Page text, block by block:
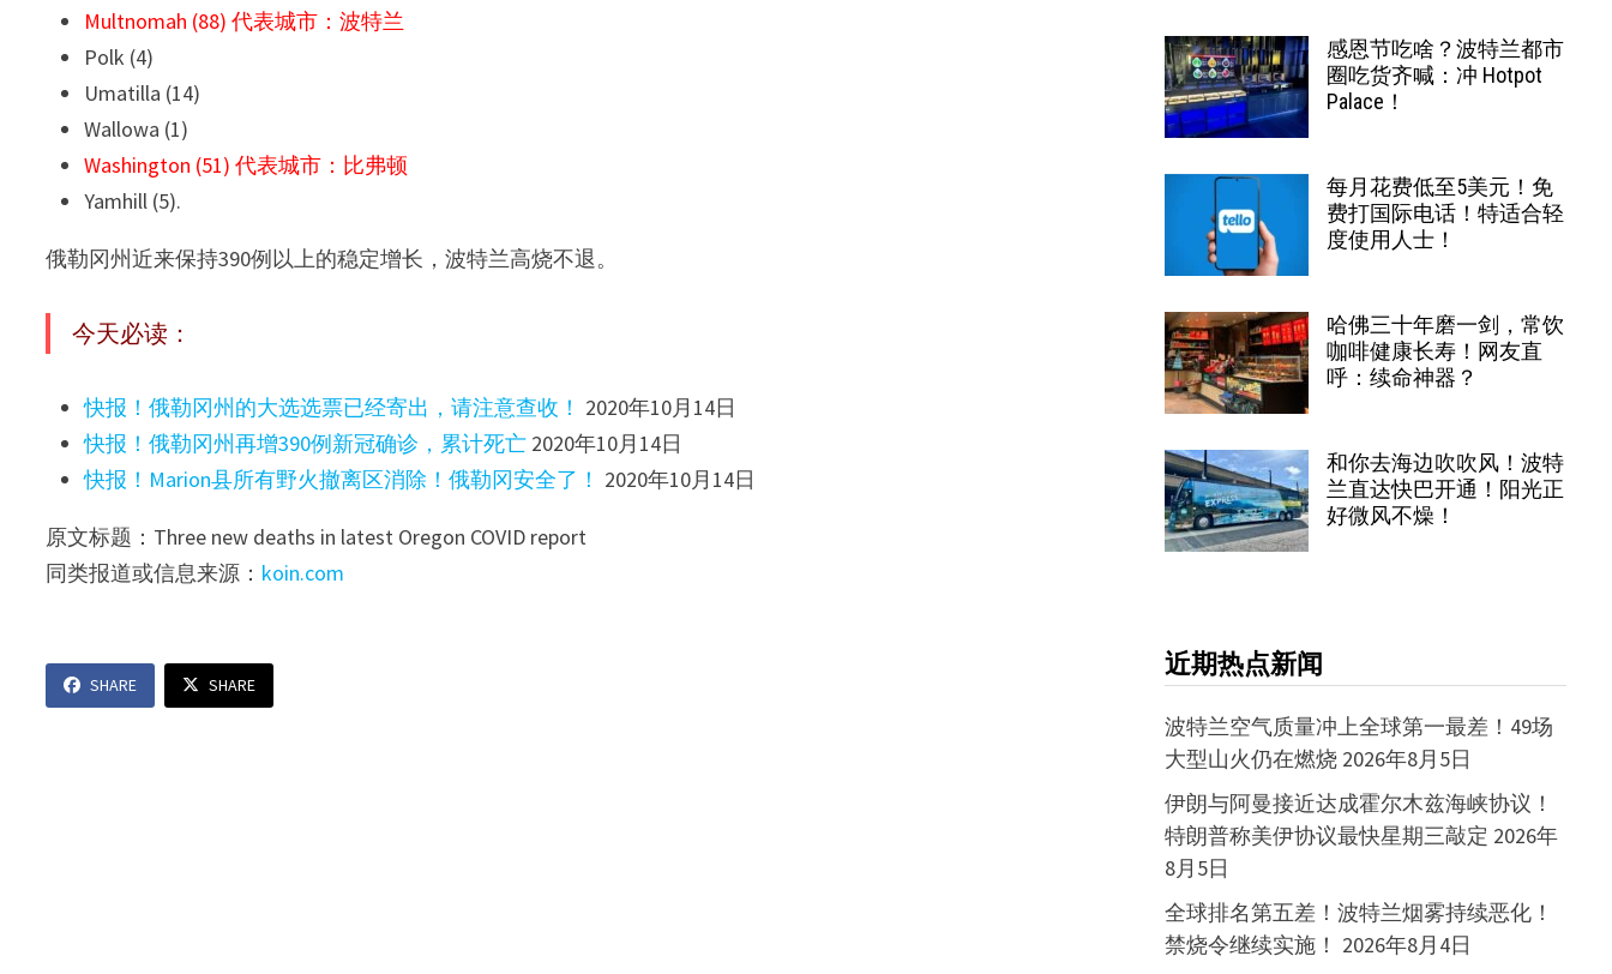
Multnomah (88) 代表城市：波特兰
Polk (4)
Umatilla (14)
Wallowa (1)
Washington (51) 代表城市：比弗顿
Yamhill (5).
俄勒冈州近来保持390例以上的稳定增长，波特兰高烧不退。
今天必读：
快报！俄勒冈州的大选选票已经寄出，请注意查收！ 2020年10月14日
快报！俄勒冈州再增390例新冠确诊，累计死亡 2020年10月14日
快报！Marion县所有野火撤离区消除！俄勒冈安全了！ 2020年10月14日
原文标题：Three new deaths in latest Oregon COVID report
同类报道或信息来源： koin.com
SHARE SHARE
感恩节吃啥？波特兰都市
圈吃货齐喊：冲 Hotpot
Palace！
每月花费低至5美元！免
费打国际电话！特适合轻
度使用人士！
哈佛三十年磨一剑，常饮
咖啡健康长寿！网友直
呼：续命神器？
和你去海边吹吹风！波特
兰直达快巴开通！阳光正
好微风不燥！
近期热点新闻
波特兰空气质量冲上全球第一最差！49场
大型山火仍在燃烧 2026年8月5日
伊朗与阿曼接近达成霍尔木兹海峡协议！
特朗普称美伊协议最快星期三敲定 2026年
8月5日
全球排名第五差！波特兰烟雾持续恶化！
禁烧令继续实施！ 2026年8月4日